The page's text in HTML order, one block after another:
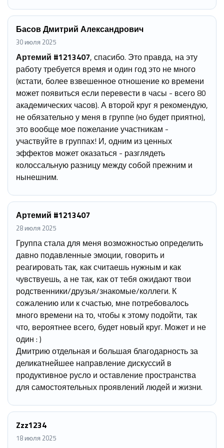
Басов Дмитрий Александрович
30 июля 2025
Артемий #1213407, спасибо. Это правда, на эту
работу требуется время и один год это не много
(кстати, более взвешенное отношение ко времени
может появиться если перевести в часы - всего 80
академических часов). А второй круг я рекомендую,
не обязательно у меня в группе (но будет приятно),
это вообще мое пожелание участникам -
участвуйте в группах! И, одним из ценных
эффектов может оказаться - разглядеть
колоссальную разницу между собой прежним и
нынешним.
Артемий #1213407
28 июля 2025
Группа стала для меня возможностью определить
давно подавленные эмоции, говорить и
реагировать так, как считаешь нужным и как
чувствуешь, а не так, как от тебя ожидают твои
родственники/друзья/знакомые/коллеги. К
сожалению или к счастью, мне потребовалось
много времени на то, чтобы к этому подойти, так
что, вероятнее всего, будет новый круг. Может и не
один : )
Дмитрию отдельная и большая благодарность за
деликатнейшее направление дискуссий в
продуктивное русло и оставление пространства
для самостоятельных проявлений людей и жизни.
Zzz1234
18 июля 2025